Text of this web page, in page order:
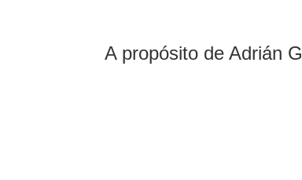
A propósito de Adrián